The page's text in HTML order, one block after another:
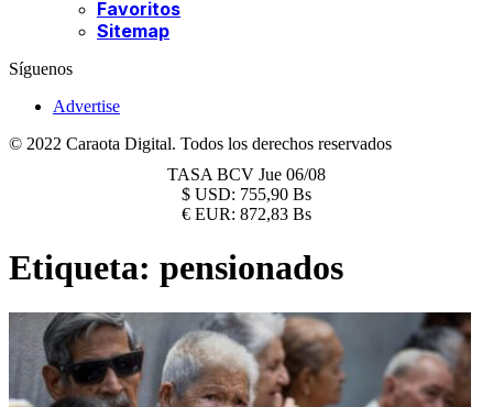
Favoritos
Sitemap
Síguenos
Advertise
© 2022 Caraota Digital. Todos los derechos reservados
TASA BCV Jue 06/08
$ USD: 755,90 Bs
€ EUR: 872,83 Bs
Etiqueta: pensionados